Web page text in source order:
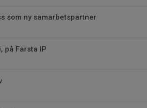
som ny samarbetspartner
på Farsta IP